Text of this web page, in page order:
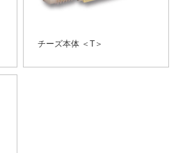
チーズ本体 ＜T＞